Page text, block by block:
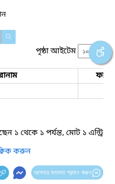
পৃষ্ঠা আইটেম
ফাইল
১ থেকে ১ পর্যন্ত, মোট ১ এন্ট্রি
করুন
আপনার মতামত প্রদান করুন